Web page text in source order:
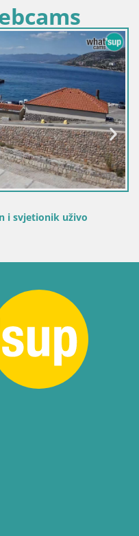
i svjetionik uživo